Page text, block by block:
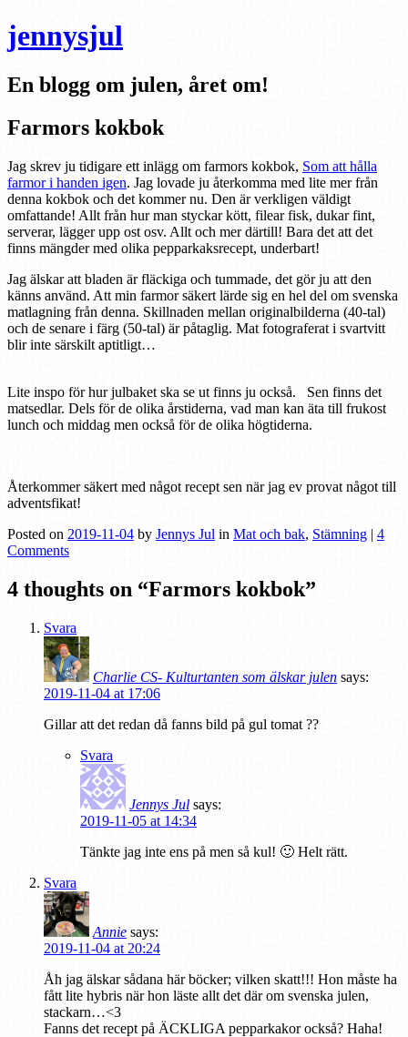
jennysjul
En blogg om julen, året om!
Farmors kokbok
Jag skrev ju tidigare ett inlägg om farmors kokbok, Som att hålla
farmor i handen igen. Jag lovade ju återkomma med lite mer från
denna kokbok och det kommer nu. Den är verkligen väldigt
omfattande! Allt från hur man styckar kött, filear fisk, dukar fint,
serverar, lägger upp ost osv. Allt och mer därtill! Bara det att det
finns mängder med olika pepparkaksrecept, underbart!
Jag älskar att bladen är fläckiga och tummade, det gör ju att den
känns använd. Att min farmor säkert lärde sig en hel del om svenska
matlagning från denna. Skillnaden mellan originalbilderna (40-tal)
och de senare i färg (50-tal) är påtaglig. Mat fotograferat i svartvitt
blir inte särskilt aptitligt…
Lite inspo för hur julbaket ska se ut finns ju också.
Sen finns det
matsedlar. Dels för de olika årstiderna, vad man kan äta till frukost
lunch och middag men också för de olika högtiderna.
Återkommer säkert med något recept sen när jag ev provat något till
adventsfikat!
Posted on 2019-11-04 by Jennys Jul in Mat och bak, Stämning | 4
Comments
4 thoughts on “Farmors kokbok”
Svara
Charlie CS- Kulturtanten som älskar julen says:
2019-11-04 at 17:06
Gillar att det redan då fanns bild på gul tomat ??
Svara
Jennys Jul says:
2019-11-05 at 14:34
Tänkte jag inte ens på men så kul! 🙂 Helt rätt.
Svara
Annie says:
2019-11-04 at 20:24
Åh jag älskar sådana här böcker; vilken skatt!!! Hon måste ha
fått lite hybris när hon läste allt det där om svenska julen,
stackarn…<3
Fanns det recept på ÄCKLIGA pepparkakor också? Haha!